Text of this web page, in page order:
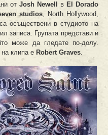
от Josh Newell в El Dorado
studios, North Hollywood,
осъществени в студиото на
записа. Групата представи и
може да гледате по-долу.
клипа е Robert Graves.